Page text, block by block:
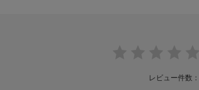
レビュー件数：